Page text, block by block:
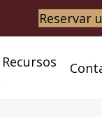
Reservar
Recursos